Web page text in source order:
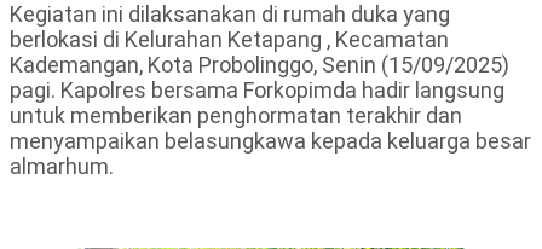
Kegiatan ini dilaksanakan di rumah duka yang
berlokasi di Kelurahan Ketapang , Kecamatan
Kademangan, Kota Probolinggo, Senin (15/09/2025)
pagi. Kapolres bersama Forkopimda hadir langsung
untuk memberikan penghormatan terakhir dan
menyampaikan belasungkawa kepada keluarga besar
almarhum.